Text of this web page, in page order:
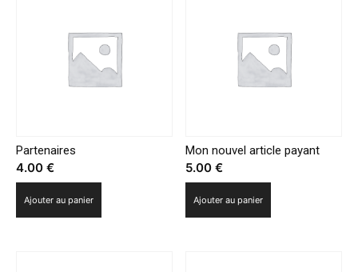
opérations
Partenaires
4.00 €
Ajouter au panier
Mon nouvel article payant
5.00€
Ajouter au panier